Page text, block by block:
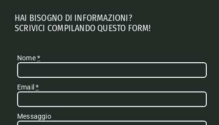
HAI BISOGNO DI INFORMAZIONI?
SCRIVICI COMPILANDO QUESTO FORM!
Nome*
Email*
Messaggio